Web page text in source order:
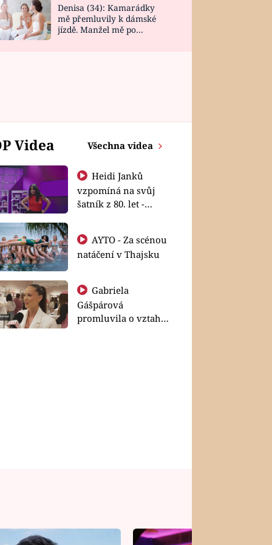
Denisa (34): Kamarádky
mě přemluvily k dámské
jízdě. Manžel mě po
Videa Všechna videa
Heidi Janků
vzpomíná na svůj
šatník z 80. let -
natáčení v Thajsku
Gabriela
Gášpárová
promluvila o vztahu